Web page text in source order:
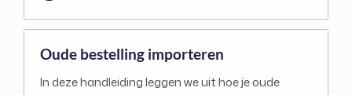
Oude bestelling importeren
In deze handleiding leggen we uit hoe je oude